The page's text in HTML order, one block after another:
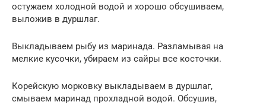
остужаем холодной водой и хорошо обсушиваем,
выложив в дуршлаг.
Выкладываем рыбу из маринада. Разламывая на
мелкие кусочки, убираем из сайры все косточки.
Корейскую морковку выкладываем в дуршлаг,
смываем маринад прохладной водой. Обсушив,